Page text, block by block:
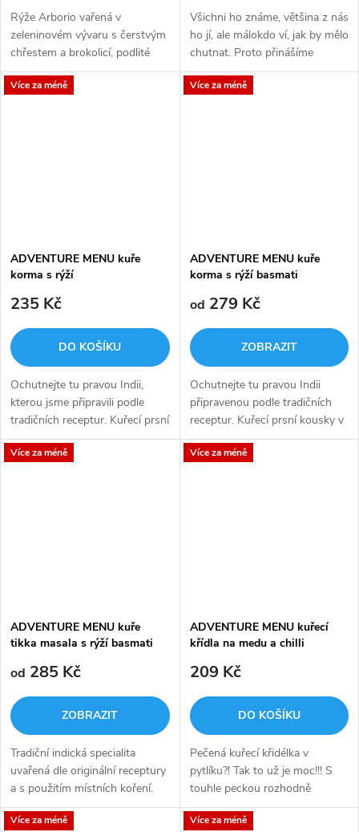
Rýže Arborio vařená v
zeleninovém vývaru s čerstvým
chřestem a brokolicí, podlité
bílým vínem. A nakonec
perlička, veganský parmezán,
Všichni ho známe, většina z nás
ho jí, ale málokdo ví, jak by mělo
chutnat. Proto přinášíme
konečně poctivé SUŠENÉ
MASO (JERKY), vyrobené z
Více za méně
ADVENTURE MENU kuře
korma s rýží
235 Kč
DO KOŠÍKU
Ochutnejte tu pravou Indii,
kterou jsme připravili podle
tradičních receptur. Kuřecí prsní
kousky v omáčce s kokosovým
mlékem, smetanou a kořením
Více za méně
ADVENTURE MENU kuře
korma s rýží basmati
od 279 Kč
ZOBRAZIT
Ochutnejte tu pravou Indii
připravenou podle tradičních
receptur. Kuřecí prsní kousky v
omáčce s kokosovým mlékem,
smetanou a kořením Garam
Více za méně
ADVENTURE MENU kuře
tikka masala s rýží basmati
od 285 Kč
ZOBRAZIT
Tradiční indická specialita
uvařená dle originální receptury
a s použitím místních koření.
Maso je nakládané 24 hodin ve
směsi smetanového jogurtu a
Více za méně
ADVENTURE MENU kuřecí
křídla na medu a chilli
209 Kč
DO KOŠÍKU
Pečená kuřecí křidélka v
pytlíku?! Tak to už je moc!!! S
touhle peckou rozhodně
zabodujete na treku s
kamarády, nebo i s rodinou na
Více za méně Více za méně